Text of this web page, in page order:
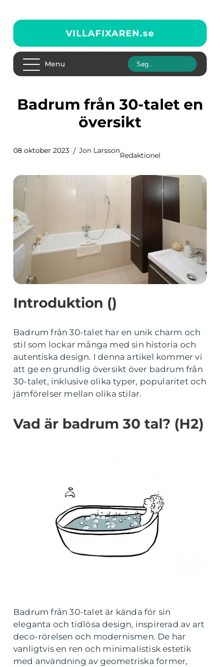
VILLAFIXAREN.se
Menu
Badrum från 30-talet en
översikt
08 oktober 2023 Jon Larsson
Redaktionel
Introduktion ()
Badrum från 30-talet har en unik charm och
stil som lockar många med sin historia och
autentiska design. I denna artikel kommer vi
att ge en grundlig översikt över badrum från
30-talet, inklusive olika typer, popularitet och
jämförelser mellan olika stilar.
Vad är badrum 30 tal? (H2)
Badrum från 30-talet är kända för sin
eleganta och tidlösa design, inspirerad av art
deco-rörelsen och modernismen. De har
vanligtvis en ren och minimalistisk estetik
med användning av geometriska former,